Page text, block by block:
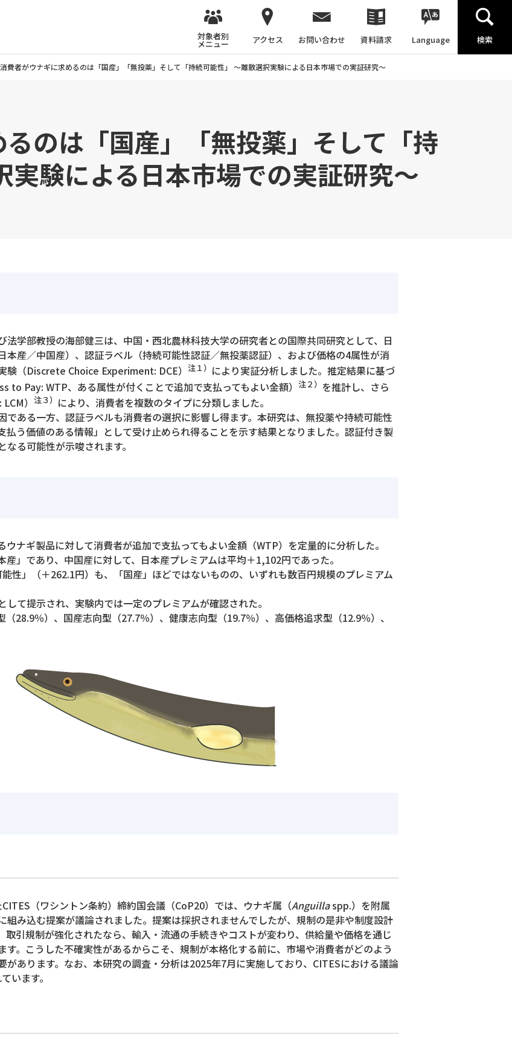
対象者別
メニュー アクセス お問い合わせ 資料請求 Language 検索
消費者がウナギに求めるのは「国産」「無投薬」そして「持続可能性」 ～離散選択実験による日本市場での実証研究～
のは「国産」「無投薬」そして「持
実験による日本市場での実証研究～
学部教授の海部健三は、中国・西北農林科技大学の研究者との国際共同研究として、日
産／中国産）、認証ラベル（持続可能性認証／無投薬認証）、および価格の4属性が消
験（Discrete Choice Experiment: DCE） 注１） により実証分析しました。推定結果に基づ
to Pay: WTP、ある属性が付くことで追加で支払ってもよい金額） 注２） を推計し、さら
） 注３） により、消費者を複数のタイプに分類しました。
ある一方、認証ラベルも消費者の選択に影響し得ます。本研究は、無投薬や持続可能性
払う価値のある情報」として受け止められ得ることを示す結果となりました。認証付き製
る可能性が示唆されます。
ウナギ製品に対して消費者が追加で支払ってもよい金額（WTP）を定量的に分析した。
」であり、中国産に対して、日本産プレミアムは平均＋1,102円であった。
性」（＋262.1円）も、「国産」ほどではないものの、いずれも数百円規模のプレミアム
て提示され、実験内では一定のプレミアムが確認された。
（28.9％）、国産志向型（27.7％）、健康志向型（19.7％）、高価格追求型（12.9％）、
（ワシントン条約）締約国会議（CoP20）では、ウナギ属（Anguillaspp.）を附属
み込む提案が議論されました。提案は採択されませんでしたが、規制の是非や制度設計
引規制が強化されたなら、輸入・流通の手続きやコストが変わり、供給量や価格を通じ
。こうした不確実性があるからこそ、規制が本格化する前に、市場や消費者がどのよう
があります。なお、本研究の調査・分析は2025年7月に実施しており、CITESにおける議論
います。